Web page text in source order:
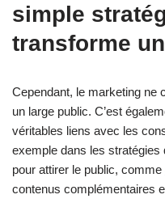
simple
transforme
Cependant, le marketing ne
un large public. C’est
véritables liens avec les
exemple dans les stratégies
pour attirer le public, comme
contenus complémentaires